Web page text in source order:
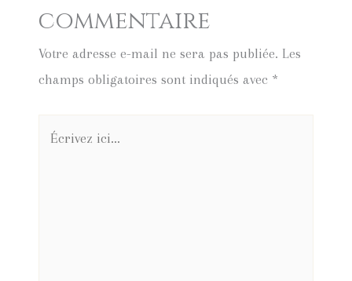
commentaire
Votre adresse e-mail ne sera pas publiée. Les
champs obligatoires sont indiqués avec *